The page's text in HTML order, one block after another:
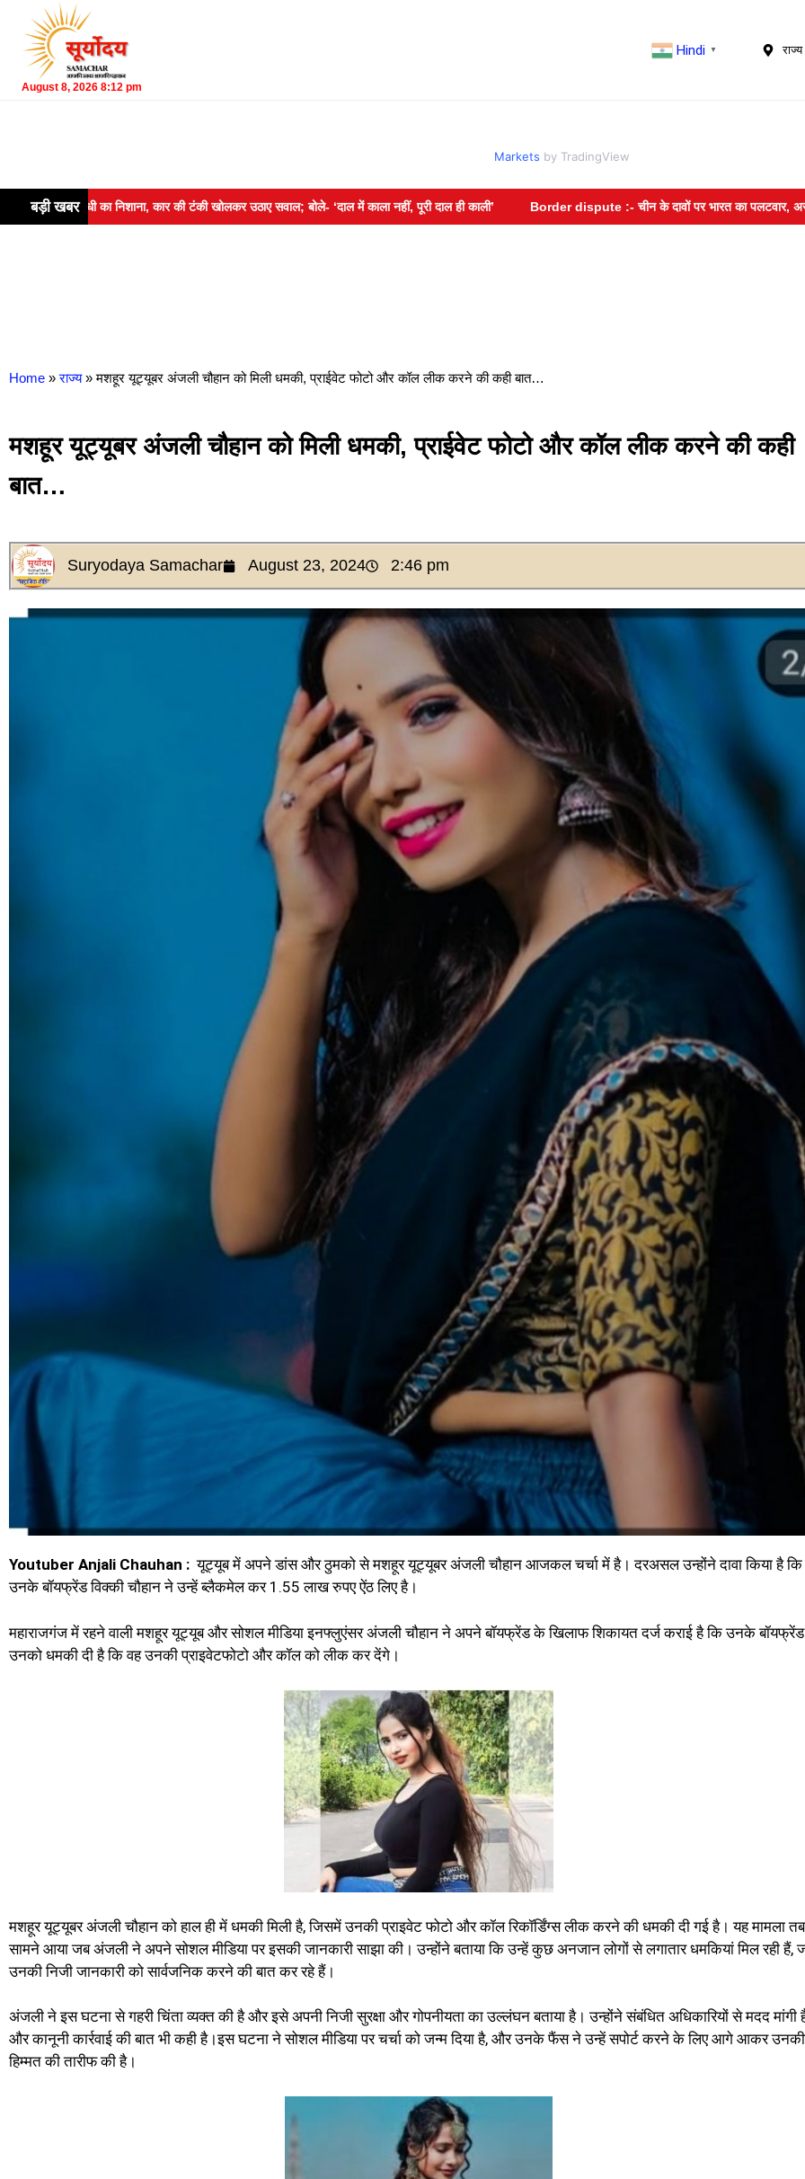
August 8, 2026 8:12 pm
Hindi ▼
Markets by TradingView
बड़ी खबर
का निशाना, कार की टंकी खोलकर उठाए सवाल; बोले- ‘दाल में काला नहीं, पूरी दाल ही काली’ Border dispute :- चीन के दावों पर भारत का पलटवार, अरुणाचल
Home » राज्य »मशहूर यूट्यूबर अंजली चौहान को मिली धमकी, प्राईवेट फोटो और कॉल लीक करने की कही बात…
मशहूर यूट्यूबर अंजली चौहान को मिली धमकी, प्राईवेट फोटो और कॉल लीक करने की कही
बात…
Suryodaya Samachar August 23, 2024 2:46 pm
Youtuber Anjali Chauhan : यूट्यूब में अपने डांस और ठुमको से मशहूर यूट्यूबर अंजली चौहान आजकल चर्चा में है। दरअसल उन्होंने दावा किया है कि
उनके बॉयफ्रेंड विक्की चौहान ने उन्हें ब्लैकमेल कर 1.55 लाख रुपए ऐंठ लिए है।
महाराजगंज में रहने वाली मशहूर यूट्यूब और सोशल मीडिया इनफ्लुएंसर अंजली चौहान ने अपने बॉयफ्रेंड के खिलाफ शिकायत दर्ज कराई है कि उनके
उनको धमकी दी है कि वह उनकी प्राइवेटफोटो और कॉल को लीक कर देंगे।
मशहूर यूट्यूबर अंजली चौहान को हाल ही में धमकी मिली है, जिसमें उनकी प्राइवेट फोटो और कॉल रिकॉर्डिंग्स लीक करने की धमकी दी गई है। यह मामला तब
सामने आया जब अंजली ने अपने सोशल मीडिया पर इसकी जानकारी साझा की। उन्होंने बताया कि उन्हें कुछ अनजान लोगों से लगातार धमकियां मिल रही हैं,
उनकी निजी जानकारी को सार्वजनिक करने की बात कर रहे हैं।
अंजली ने इस घटना से गहरी चिंता व्यक्त की है और इसे अपनी निजी सुरक्षा और गोपनीयता का उल्लंघन बताया है। उन्होंने संबंधित अधिकारियों से मदद मांगी
और कानूनी कार्रवाई की बात भी कही है।इस घटना ने सोशल मीडिया पर चर्चा को जन्म दिया है, और उनके फैंस ने उन्हें सपोर्ट करने के लिए आगे आकर उनकी
हिम्मत की तारीफ की है।